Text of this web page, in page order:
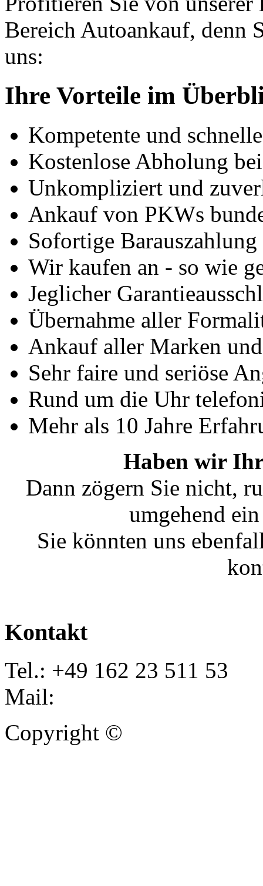
Bereich Autoankauf, denn
uns:
Ihre Vorteile im
Kompetente und
Kostenlose Abholung
Unkompliziert und
Ankauf von PKWs
Sofortige
Wir kaufen an - so wie
Jeglicher
Übernahme aller
Ankauf aller Marken
Sehr faire und seriöse
Rund um die Uhr
Mehr als 10 Jahre
Haben wir Ihr
Dann zögern Sie nicht,
umgehend
Sie könnten uns
Kontakt
Tel.: +49 162 23 511 53
Mail:
Copyright ©